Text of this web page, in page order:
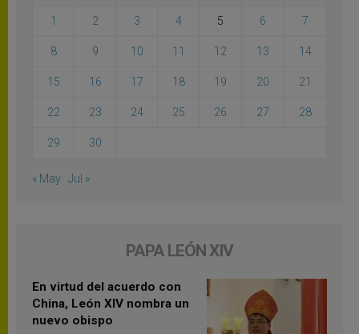
1 2 3 4 5 6 7
8 9 10 11 12 13 14
15 16 17 18 19 20 21
22 23 24 25 26 27 28
29 30
« May Jul »
PAPA LEÓN XIV
En virtud del acuerdo con
China, León XIV nombra un
nuevo obispo